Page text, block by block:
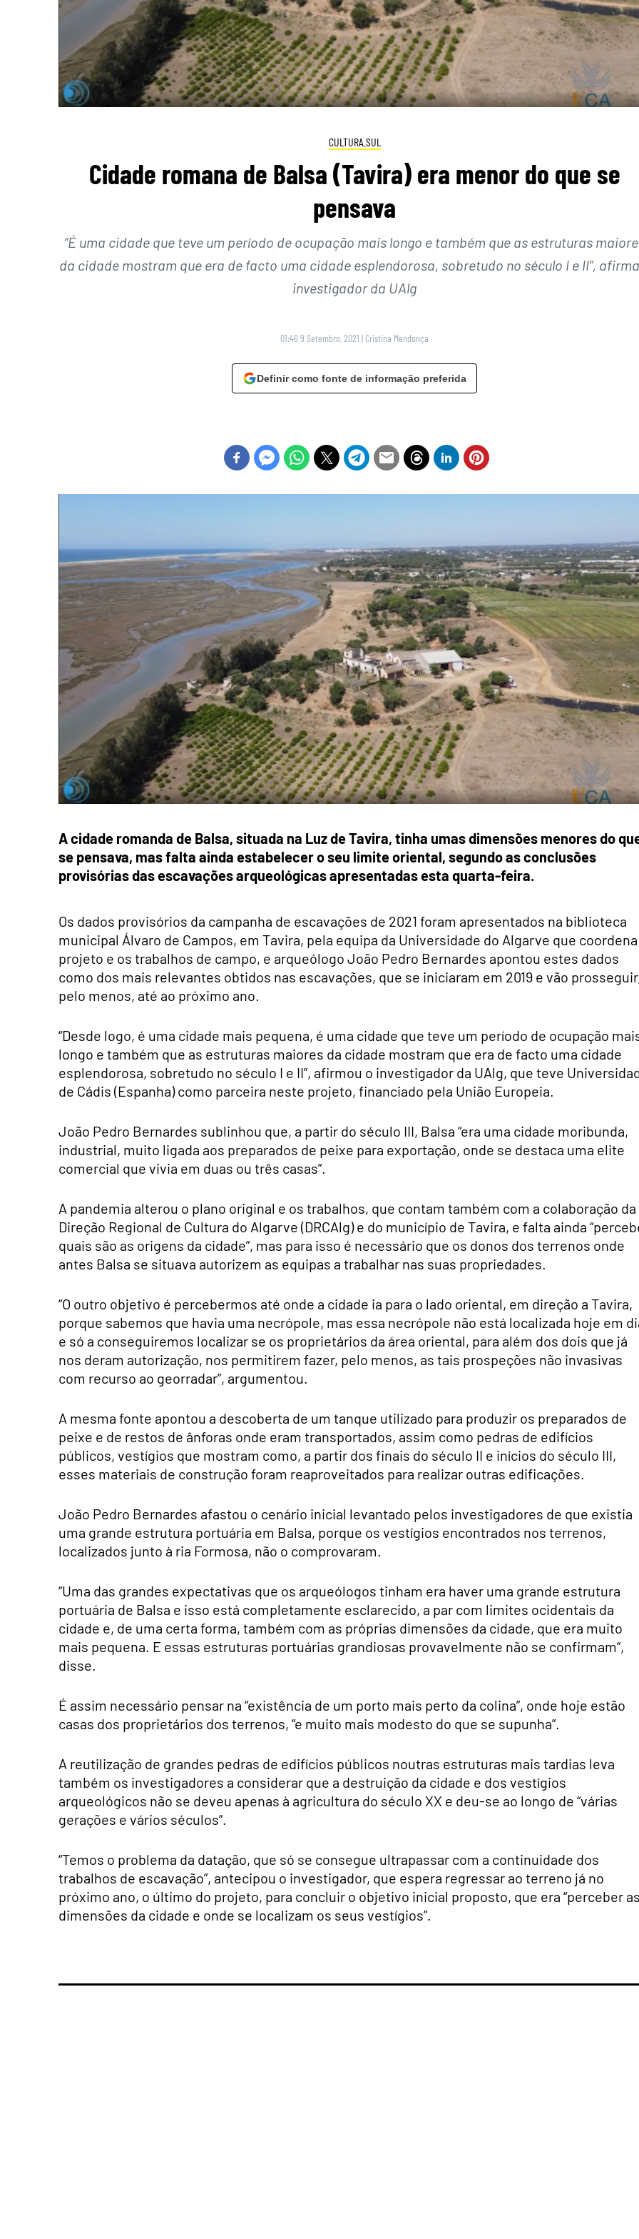
CULTURA.SUL
Cidade romana de Balsa (Tavira) era menor do que se
pensava
“É uma cidade que teve um período de ocupação mais longo e também que as estruturas
da cidade mostram que era de facto uma cidade esplendorosa, sobretudo no século I e II”,
investigador da UAlg
01:46 9 Setembro, 2021 | Cristina Mendonça
Definir como fonte de informação preferida
A cidade romanda de Balsa, situada na Luz de Tavira, tinha umas dimensões menores do
se pensava, mas falta ainda estabelecer o seu limite oriental, segundo as conclusões
provisórias das escavações arqueológicas apresentadas esta quarta-feira.
Os dados provisórios da campanha de escavações de 2021 foram apresentados na biblioteca
municipal Álvaro de Campos, em Tavira, pela equipa da Universidade do Algarve que
projeto e os trabalhos de campo, e arqueólogo João Pedro Bernardes apontou estes dados
como dos mais relevantes obtidos nas escavações, que se iniciaram em 2019 e vão
pelo menos, até ao próximo ano.
“Desde logo, é uma cidade mais pequena, é uma cidade que teve um período de ocupação
longo e também que as estruturas maiores da cidade mostram que era de facto uma cidade
esplendorosa, sobretudo no século I e II”, afirmou o investigador da UAlg, que teve
de Cádis (Espanha) como parceira neste projeto, financiado pela União Europeia.
João Pedro Bernardes sublinhou que, a partir do século III, Balsa “era uma cidade moribunda,
industrial, muito ligada aos preparados de peixe para exportação, onde se destaca uma elite
comercial que vivia em duas ou três casas”.
A pandemia alterou o plano original e os trabalhos, que contam também com a colaboração da
Direção Regional de Cultura do Algarve (DRCAlg) e do município de Tavira, e falta ainda
quais são as origens da cidade”, mas para isso é necessário que os donos dos terrenos onde
antes Balsa se situava autorizem as equipas a trabalhar nas suas propriedades.
“O outro objetivo é percebermos até onde a cidade ia para o lado oriental, em direção a Tavira,
porque sabemos que havia uma necrópole, mas essa necrópole não está localizada hoje em
e só a conseguiremos localizar se os proprietários da área oriental, para além dos dois que já
nos deram autorização, nos permitirem fazer, pelo menos, as tais prospeções não invasivas
com recurso ao georradar”, argumentou.
A mesma fonte apontou a descoberta de um tanque utilizado para produzir os preparados de
peixe e de restos de ânforas onde eram transportados, assim como pedras de edifícios
públicos, vestígios que mostram como, a partir dos finais do século II e inícios do século III,
esses materiais de construção foram reaproveitados para realizar outras edificações.
João Pedro Bernardes afastou o cenário inicial levantado pelos investigadores de que existia
uma grande estrutura portuária em Balsa, porque os vestígios encontrados nos terrenos,
localizados junto à ria Formosa, não o comprovaram.
“Uma das grandes expectativas que os arqueólogos tinham era haver uma grande estrutura
portuária de Balsa e isso está completamente esclarecido, a par com limites ocidentais da
cidade e, de uma certa forma, também com as próprias dimensões da cidade, que era muito
mais pequena. E essas estruturas portuárias grandiosas provavelmente não se confirmam”,
disse.
É assim necessário pensar na “existência de um porto mais perto da colina”, onde hoje estão
casas dos proprietários dos terrenos, “e muito mais modesto do que se supunha”.
A reutilização de grandes pedras de edifícios públicos noutras estruturas mais tardias leva
também os investigadores a considerar que a destruição da cidade e dos vestígios
arqueológicos não se deveu apenas à agricultura do século XX e deu-se ao longo de “várias
gerações e vários séculos”.
“Temos o problema da datação, que só se consegue ultrapassar com a continuidade dos
trabalhos de escavação”, antecipou o investigador, que espera regressar ao terreno já no
próximo ano, o último do projeto, para concluir o objetivo inicial proposto, que era “perceber
dimensões da cidade e onde se localizam os seus vestígios”.